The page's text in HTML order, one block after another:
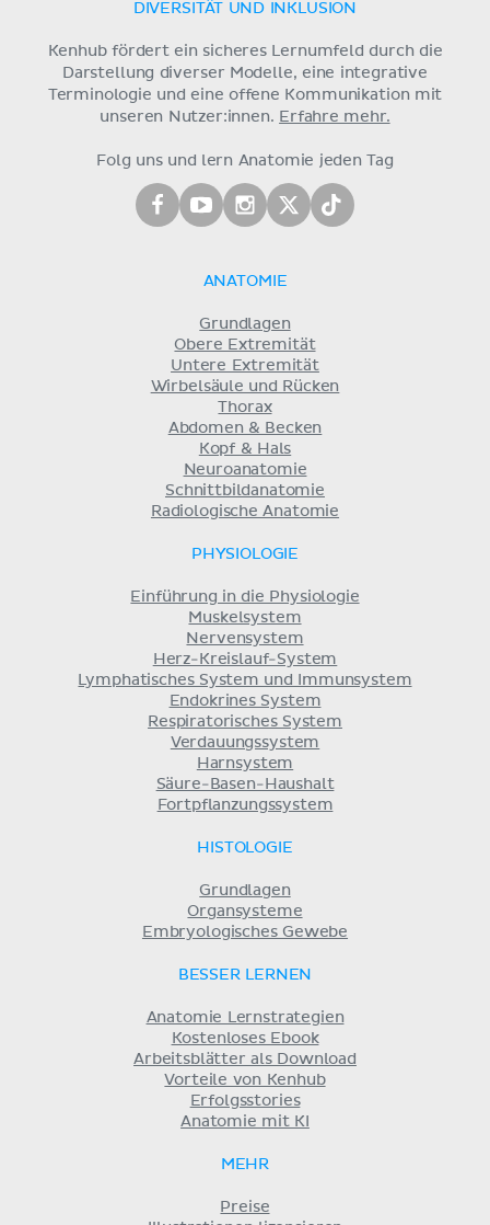
DIVERSITÄT UND INKLUSION
Kenhub fördert ein sicheres Lernumfeld durch die
Darstellung diverser Modelle, eine integrative
Terminologie und eine offene Kommunikation mit
unseren Nutzer:innen. Erfahre mehr.
Folg uns und lern Anatomie jeden Tag
ANATOMIE
Grundlagen
Obere Extremität
Untere Extremität
Wirbelsäule und Rücken
Thorax
Abdomen & Becken
Kopf & Hals
Neuroanatomie
Schnittbildanatomie
Radiologische Anatomie
PHYSIOLOGIE
Einführung in die Physiologie
Muskelsystem
Nervensystem
Herz-Kreislauf-System
Lymphatisches System und Immunsystem
Endokrines System
Respiratorisches System
Verdauungssystem
Harnsystem
Säure-Basen-Haushalt
Fortpflanzungssystem
HISTOLOGIE
Grundlagen
Organsysteme
Embryologisches Gewebe
BESSER LERNEN
Anatomie Lernstrategien
Kostenloses Ebook
Arbeitsblätter als Download
Vorteile von Kenhub
Erfolgsstories
Anatomie mit KI
MEHR
Preise